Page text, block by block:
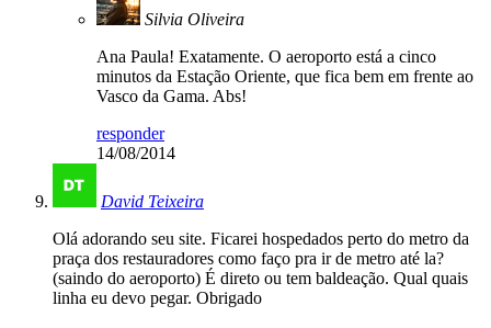
Silvia Oliveira
Ana Paula! Exatamente. O aeroporto está a cinco
minutos da Estação Oriente, que fica bem em frente ao
Vasco da Gama. Abs!
responder
14/08/2014
David Teixeira
Olá adorando seu site. Ficarei hospedados perto do metro da
praça dos restauradores como faço pra ir de metro até la?
(saindo do aeroporto) É direto ou tem baldeação. Qual quais
linha eu devo pegar. Obrigado